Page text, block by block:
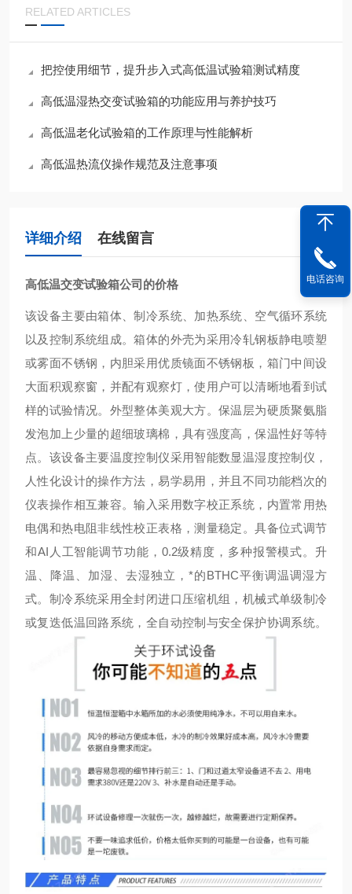
RELATED ARTICLES
把控使用细节，提升步入式高低温试验箱测试精度
高低温湿热交变试验箱的功能应用与养护技巧
高低温老化试验箱的工作原理与性能解析
高低温热流仪操作规范及注意事项
详细介绍 在线留言
高低温交变试验箱公司的价格
该设备主要由箱体、制冷系统、加热系统、空气循环系统
以及控制系统组成。箱体的外壳为采用冷轧钢板静电喷塑
或雾面不锈钢，内胆采用优质镜面不锈钢板，箱门中间设
大面积观察窗，并配有观察灯，使用户可以清晰地看到试
样的试验情况。外型整体美观大方。保温层为硬质聚氨脂
发泡加上少量的超细玻璃棉，具有强度高，保温性好等特
点。该设备主要温度控制仪采用智能数显温湿度控制仪，
人性化设计的操作方法，易学易用，并且不同功能档次的
仪表操作相互兼容。输入采用数字校正系统，内置常用热
电偶和热电阻非线性校正表格，测量稳定。具备位式调节
和AI人工智能调节功能，0.2级精度，多种报警模式。升
温、降温、加湿、去湿独立，*的BTHC平衡调温调湿方
式。制冷系统采用全封闭进口压缩机组，机械式单级制冷
或复迭低温回路系统，全自动控制与安全保护协调系统。
电话咨询